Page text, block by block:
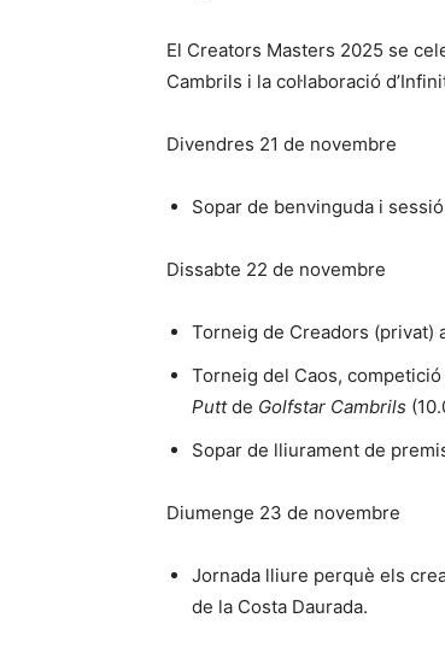
El Creators Masters 2025 se
Cambrils i la col·laboració
Divendres 21 de novembre
Sopar de benvinguda i
Dissabte 22 de novembre
Torneig de Creadors (privat)
Torneig del Caos,
Puttde Golfstar Cambrils
Sopar de lliurament de
Diumenge 23 de novembre
Jornada lliure perquè els
de la Costa Daurada.